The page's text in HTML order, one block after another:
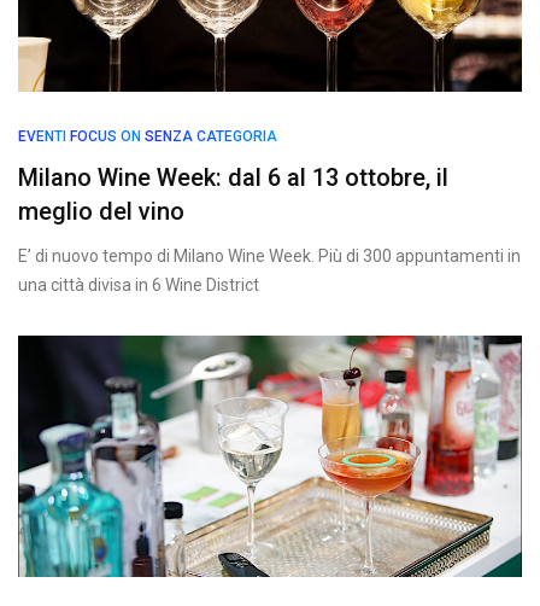
EVENTI FOCUS ON SENZA CATEGORIA
Milano Wine Week: dal 6 al 13 ottobre, il
meglio del vino
E’ di nuovo tempo di Milano Wine Week. Più di 300 appuntamenti in
una città divisa in 6 Wine District